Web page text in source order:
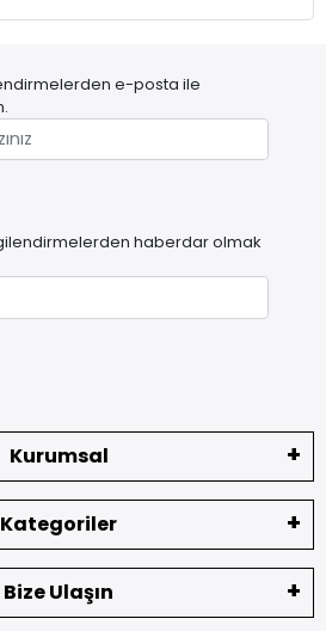
e-posta ile
haberdar olmak
Kurumsal
Kategoriler
Bize Ulaşın